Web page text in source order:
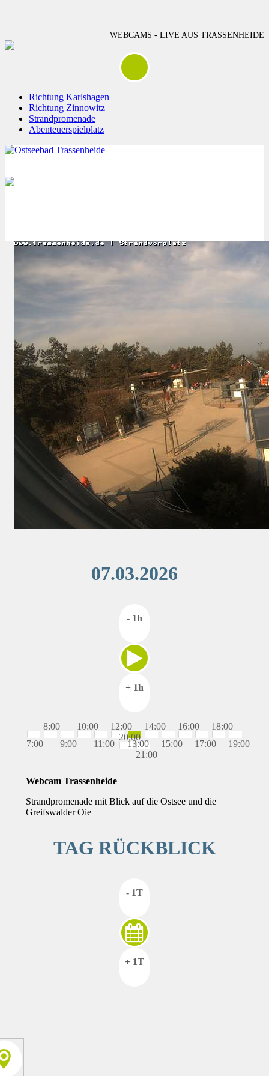
WEBCAMS - LIVE AUS TRASSENHEIDE
Richtung Karlshagen
Richtung Zinnowitz
Strandpromenade
Abenteuerspielplatz
07.03.2026
- 1h
+ 1h
7:00
8:00
9:00
10:00
11:00
12:00
13:00
14:00
15:00
16:00
17:00
18:00
19:00
20:00
21:00
Webcam Trassenheide
Strandpromenade mit Blick auf die Ostsee und die
Greifswalder Oie
TAG RÜCKBLICK
- 1T
+ 1T